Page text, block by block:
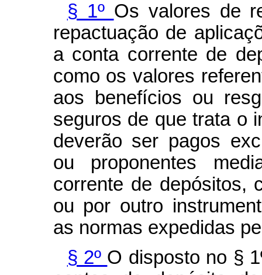
§ 1º Os valores de
repactuação de
a conta corrente de
como os valores
aos benefícios ou
seguros de que trata o
deverão ser pagos
ou proponentes
corrente de depósitos,
ou por outro
as normas expedidas
§ 2º O disposto no §